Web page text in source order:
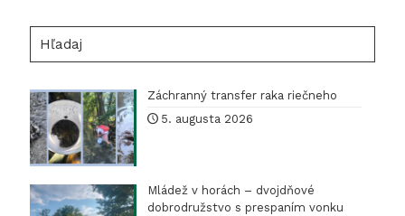
Cerová
Záchranný transfer raka riečneho
5. augusta 2026
Mládež v horách – dvojdňové
dobrodružstvo s prespaním vonku